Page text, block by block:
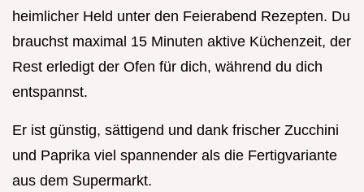
heimlicher Held unter den Feierabend Rezepten. Du
brauchst maximal 15 Minuten aktive Küchenzeit, der
Rest erledigt der Ofen für dich, während du dich
entspannst.
Er ist günstig, sättigend und dank frischer Zucchini
und Paprika viel spannender als die Fertigvariante
aus dem Supermarkt.